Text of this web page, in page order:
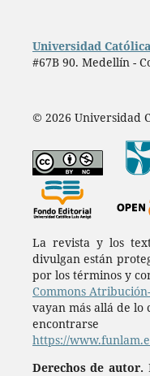
Universidad
#67B 90. Medellín -
© 2026 Universidad
La revista y los
divulgan están
por los términos y
Commons
vayan más allá de
https://
Derechos de autor.